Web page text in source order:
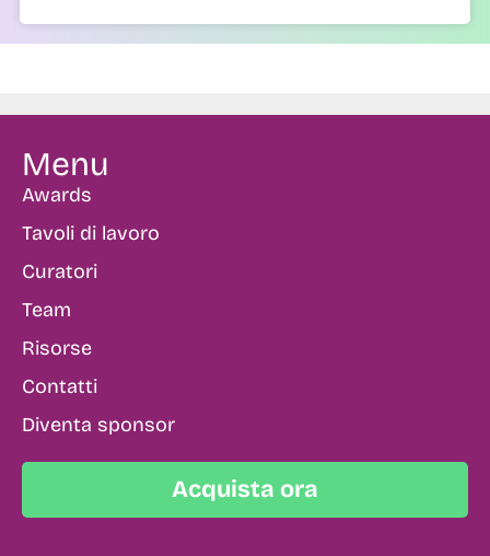
Menu
Awards
Tavoli di lavoro
Curatori
Team
Risorse
Contatti
Diventa sponsor
Acquista ora